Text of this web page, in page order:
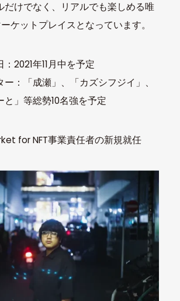
だけでなく、リアルでも楽しめる唯
ケットプレイスとなっています。
2021年11月中を予定
：「成瀬」、「カズシフジイ」、
と」等総勢10名強を予定
for NFT事業責任者の新規就任